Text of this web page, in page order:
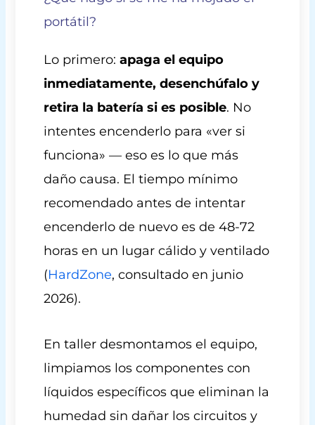
portátil?
Lo primero:apaga el equipo
inmediatamente, desenchúfalo y
retira la batería si es posible. No
intentes encenderlo para «ver si
funciona» — eso es lo que más
daño causa. El tiempo mínimo
recomendado antes de intentar
encenderlo de nuevo es de 48-72
horas en un lugar cálido y ventilado
(HardZone, consultado en junio
2026).
En taller desmontamos el equipo,
limpiamos los componentes con
líquidos específicos que eliminan la
humedad sin dañar los circuitos y